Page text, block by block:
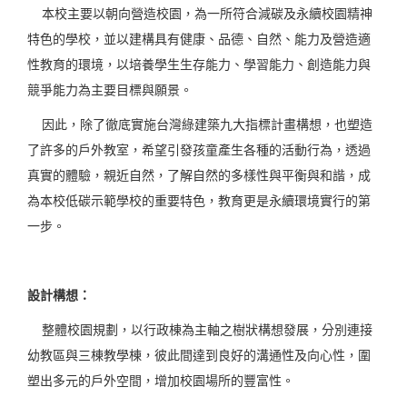
本校主要以朝向營造校園，為一所符合減碳及永續校園精神
特色的學校，並以建構具有健康、品德、自然、能力及營造適
性教育的環境，以培養學生生存能力、學習能力、創造能力與
競爭能力為主要目標與願景。
因此，除了徹底實施台灣綠建築九大指標計畫構想，也塑造
了許多的戶外教室，希望引發孩童產生各種的活動行為，透過
真實的體驗，親近自然，了解自然的多樣性與平衡與和諧，成
為本校低碳示範學校的重要特色，教育更是永續環境實行的第
一步。
設計構想：
整體校園規劃，以行政棟為主軸之樹狀構想發展，分別連接
幼教區與三棟教學棟，彼此間達到良好的溝通性及向心性，圍
塑出多元的戶外空間，增加校園場所的豐富性。